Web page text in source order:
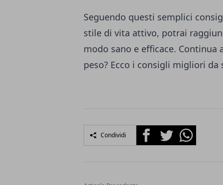
Seguendo questi semplici
stile di vita attivo, potrai
modo sano e efficace. Continua
peso? Ecco i consigli migliori da
Condividi FacebookTwitterWhatsapp